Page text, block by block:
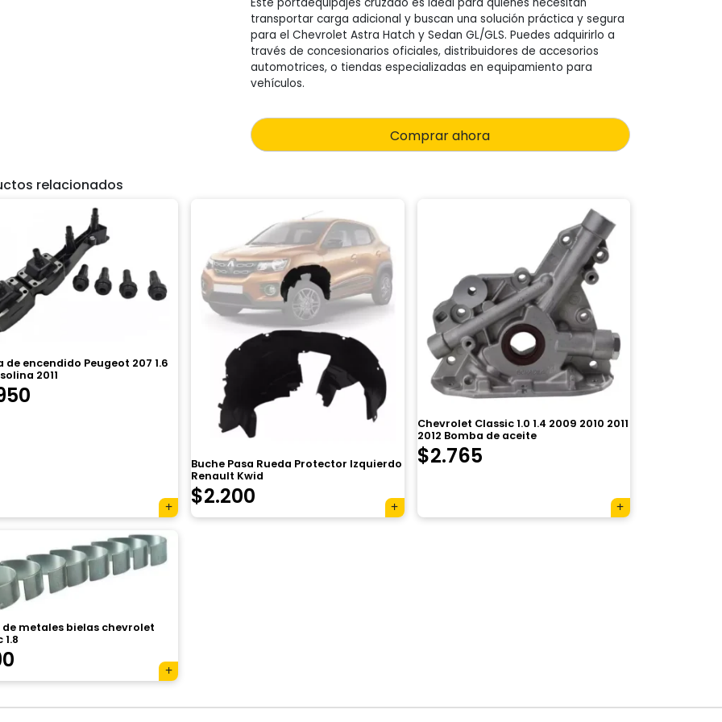
transportar carga adicional y buscan una solución práctica y segura
para el Chevrolet Astra Hatch y Sedan GL/GLS. Puedes adquirirlo a
través de concesionarios oficiales, distribuidores de accesorios
automotrices, o tiendas especializadas en equipamiento para
vehículos.
Comprar ahora
relacionados
de encendido Peugeot 207 1.6
2011
Buche Pasa Rueda Protector Izquierdo
Renault Kwid
$2.200
Chevrolet Classic 1.0 1.4 2009 2010 2011
2012 Bomba de aceite
El
original
$2.765El
actual
metales bielas chevrolet